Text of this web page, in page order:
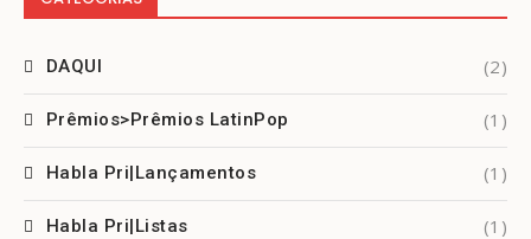
DAQUI (2)
Prêmios>Prêmios LatinPop (1)
Habla Pri|Lançamentos (1)
Habla Pri|Listas (1)